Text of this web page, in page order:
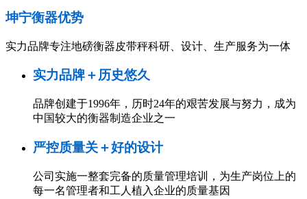
坤宁衡器优势
实力品牌专注地磅衡器皮带秤科研、设计、生产服务为一体
实力品牌＋历史悠久
品牌创建于1996年，历时24年的艰苦发展与努力，成为
中国较大的衡器制造企业之一
严控质量关＋好的设计
公司实施一整套完备的质量管理培训，为生产岗位上的
每一名管理者和工人植入企业的质量基因